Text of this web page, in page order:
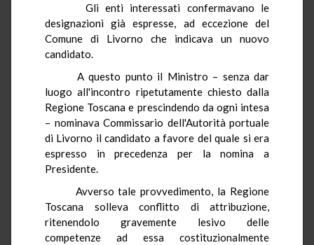
Gli enti interessati confermavano le
designazioni già espresse, ad eccezione del
Comune di Livorno che indicava un nuovo
candidato.
A questo punto il Ministro – senza dar
luogo all'incontro ripetutamente chiesto dalla
Regione Toscana e prescindendo da ogni intesa
– nominava Commissario dell'Autorità portuale
di Livorno il candidato a favore del quale si era
espresso in precedenza per la nomina a
Presidente.
Avverso tale provvedimento, la Regione
Toscana solleva conflitto di attribuzione,
ritenendolo gravemente lesivo delle
competenze ad essa costituzionalmente